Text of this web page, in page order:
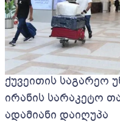
ქუვეითის საგარეო
ირანის სარაკეტო
ადამიანი დაიღუპა